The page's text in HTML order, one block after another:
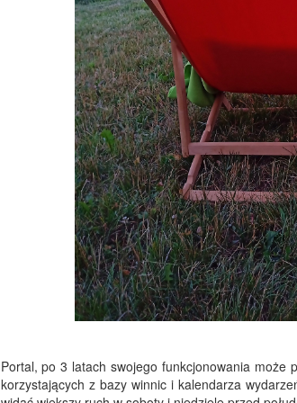
Portal, po 3 latach swojego funkcjonowania może
korzystających z bazy winnic i kalendarza